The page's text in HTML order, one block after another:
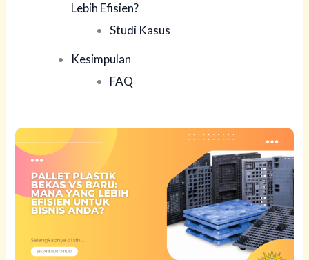
Lebih Efisien?
Studi Kasus
Kesimpulan
FAQ